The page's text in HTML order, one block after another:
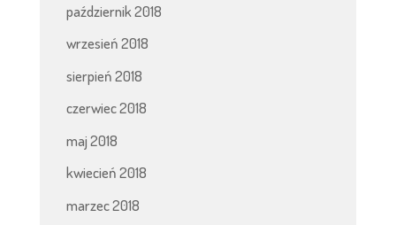
październik 2018
wrzesień 2018
sierpień 2018
czerwiec 2018
maj 2018
kwiecień 2018
marzec 2018